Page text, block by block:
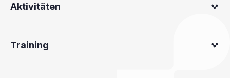
Aktivitäten
Training